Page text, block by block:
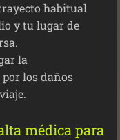
habitual
y tu lugar de
la
los daños
médica para